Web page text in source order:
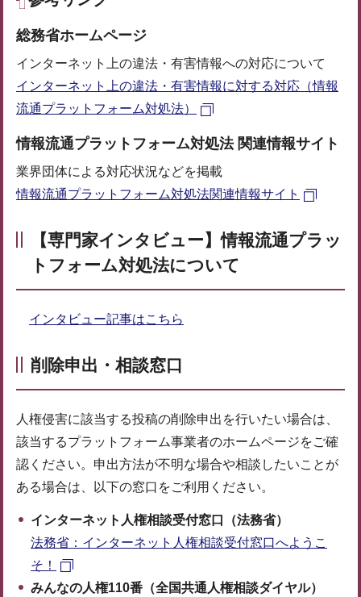
総務省ホームページ
インターネット上の違法・有害情報への対応について
インターネット上の違法・有害情報に対する対応（情報
流通プラットフォーム対処法）
情報流通プラットフォーム対処法 関連情報サイト
業界団体による対応状況などを掲載
情報流通プラットフォーム対処法関連情報サイト
【専門家インタビュー】情報流通プラッ
トフォーム対処法について
インタビュー記事はこちら
削除申出・相談窓口
人権侵害に該当する投稿の削除申出を行いたい場合は、
該当するプラットフォーム事業者のホームページをご確
認ください。申出方法が不明な場合や相談したいことが
ある場合は、以下の窓口をご利用ください。
インターネット人権相談受付窓口（法務省）
法務省：インターネット人権相談受付窓口へようこ
そ！
みんなの人権110番（全国共通人権相談ダイヤル）